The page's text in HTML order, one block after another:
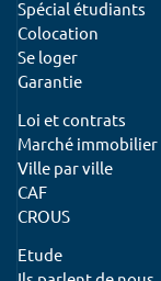
Spécial étudiants
Colocation
Se loger
Garantie
Loi et contrats
Marché immobilier
Ville par ville
CAF
CROUS
Etude